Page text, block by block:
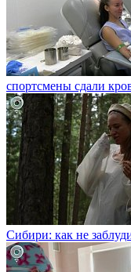
спортсмены сдали
Сибири: как не